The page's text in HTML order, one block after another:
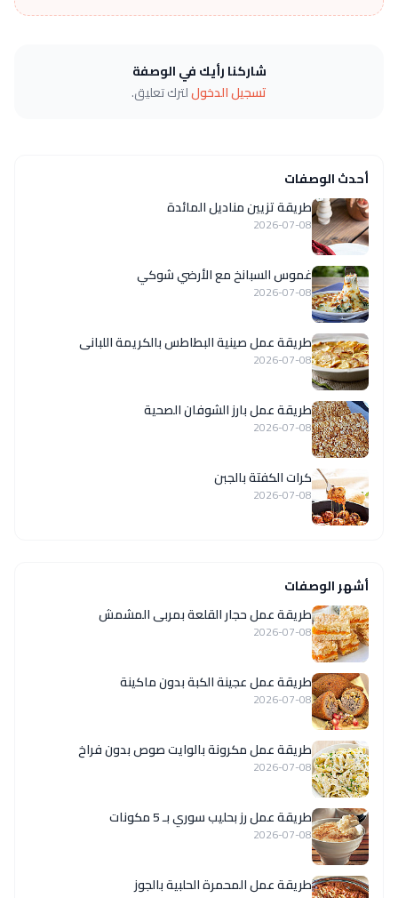
شاركنا رأيك في الوصفة
تسجيل الدخوللترك تعليق.
أحدث الوصفات
طريقة تزيين مناديل المائدة
2026-07-08
غموس السبانخ مع الأرضي شوكي
2026-07-08
طريقة عمل صينية البطاطس بالكريمة اللبانى
2026-07-08
طريقة عمل بارز الشوفان الصحية
2026-07-08
كرات الكفتة بالجبن
2026-07-08
أشهر الوصفات
طريقة عمل حجار القلعة بمربى المشمش
2026-07-08
طريقة عمل عجينة الكبة بدون ماكينة
2026-07-08
طريقة عمل مكرونة بالوايت صوص بدون فراخ
2026-07-08
طريقة عمل رز بحليب سوري بـ 5 مكونات
2026-07-08
طريقة عمل المحمرة الحلبية بالجوز